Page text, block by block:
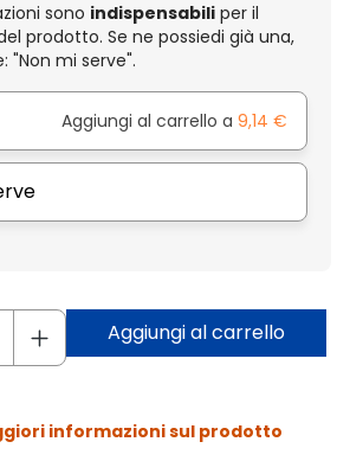
sono indispensabili per il
prodotto. Se ne possiedi già una,
"Non mi serve".
Aggiungi al carrello a 9,14 €
Aggiungi al carrello
informazioni sul prodotto